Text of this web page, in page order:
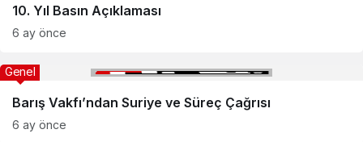
10. Yıl Basın Açıklaması
6 ay önce
Barış Vakfı’ndan Suriye ve Süreç Çağrısı
Genel
6 ay önce